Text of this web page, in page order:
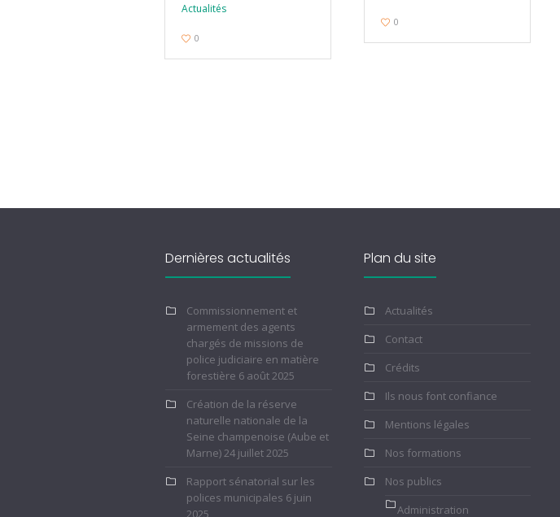
Actualités
0
0
Dernières actualités
Commissionnement et
armement des agents
chargés de missions de
police judiciaire en matière
forestière 6 août 2025
Création de la réserve
naturelle nationale de la
Seine champenoise (Aube et
Marne)24 juillet 2025
Rapport sénatorial sur les
polices municipales 6 juin
2025
Plan du site
Actualités
Contact
Crédits
Ils nous font confiance
Mentions légales
Nos formations
Nos publics
Administration